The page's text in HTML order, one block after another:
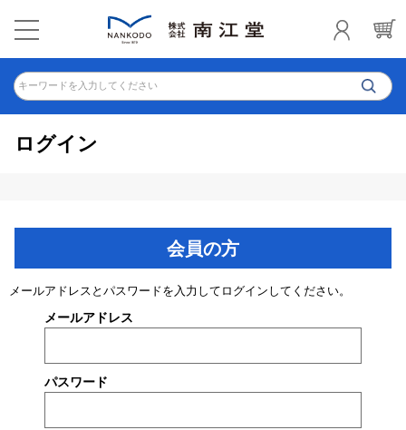
キーワードを入力してください
ログイン
会員の方
メールアドレスとパスワードを入力してログインしてください。
メールアドレス
パスワード